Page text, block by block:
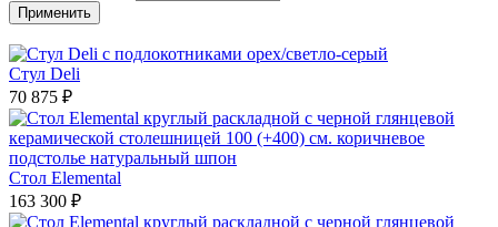
Стул Deli
70 875 ₽
Стол Elemental
163 300 ₽